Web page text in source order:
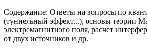
Содержание: Ответы на вопросы по
(туннельный эффект...), основы теории
электромагнитного поля, расчет
от двух источников и др.